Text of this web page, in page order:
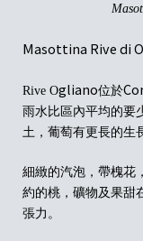
Masottina Rive di
Rive Ogliano位於
雨水比區內平均的要
土， 葡萄有更長的生
細緻的汽泡，帶槐花
約的桃，礦物及果甜
張力 。